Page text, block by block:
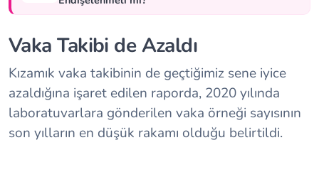
Vaka Takibi de Azaldı
Kızamık vaka takibinin de geçtiğimiz sene iyice
azaldığına işaret edilen raporda, 2020 yılında
laboratuvarlara gönderilen vaka örneği sayısının
son yılların en düşük rakamı olduğu belirtildi.